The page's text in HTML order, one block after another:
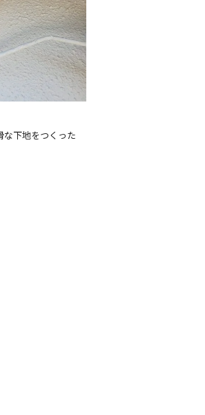
な下地をつくった